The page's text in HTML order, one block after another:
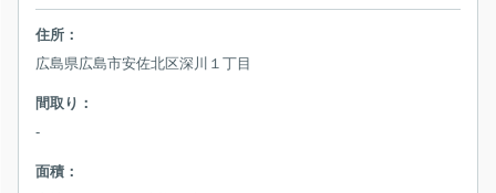
住所：
広島県広島市安佐北区深川１丁目
間取り：
-
面積：